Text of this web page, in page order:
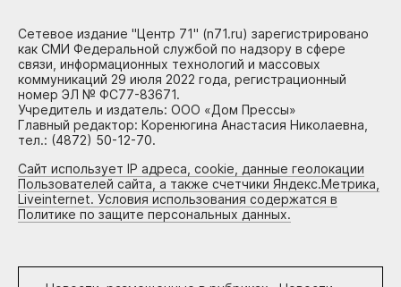
Сетевое издание "Центр 71" (n71.ru) зарегистрировано
как СМИ Федеральной службой по надзору в сфере
связи, информационных технологий и массовых
коммуникаций 29 июля 2022 года, регистрационный
номер ЭЛ № ФС77-83671.
Учредитель и издатель: ООО «Дом Прессы»
Главный редактор: Коренюгина Анастасия Николаевна,
тел.: (4872) 50-12-70.
Сайт использует IP адреса, cookie, данные геолокации
Пользователей сайта, а также счетчики Яндекс.Метрика,
Liveinternet. Условия использования содержатся в
Политике по защите персональных данных.